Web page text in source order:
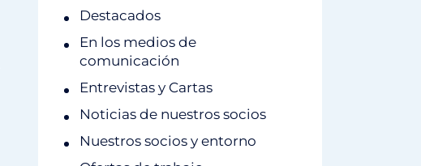
Destacados
En los medios de
comunicación
Entrevistas y Cartas
Noticias de nuestros socios
Nuestros socios y entorno